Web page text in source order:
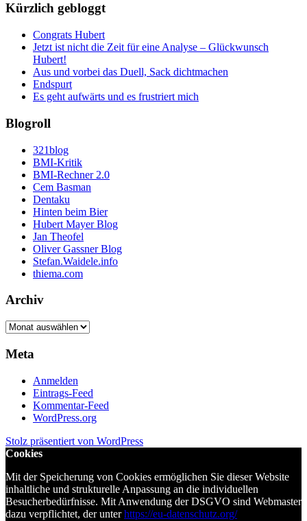
Kürzlich gebloggt
Congrats Hubert
Jetzt ist nicht die Zeit für eine Analyse – Glückwunsch
Hubert!
Aus und vorbei das Duell, Sack dichtmachen
Endspurt
Es geht aufwärts und es frustriert mich
Blogroll
321blog
BMI-Kritik
BMI-Rechner 2.0
Cem Basman
Dentaku
Hinten beim Bier
Hubert Mayer Blog
Jan Theofel
Oliver Gassner Blog
Stefan.Waidele.info
thiema.com
Archiv
Archiv
Meta
Anmelden
Eintrags-Feed
Kommentar-Feed
WordPress.org
Stolz präsentiert von WordPress
Cookies
Mit der Speicherung von Cookies ermöglichen Sie dieser Website
inhaltliche und strukturelle Anpassung an die individuellen
Besucherbedürfnisse. Mit Anwendung der DSGVO sind Webmaster
dazu verpflichtet, der unterhttps://eu-datenschutz.org/